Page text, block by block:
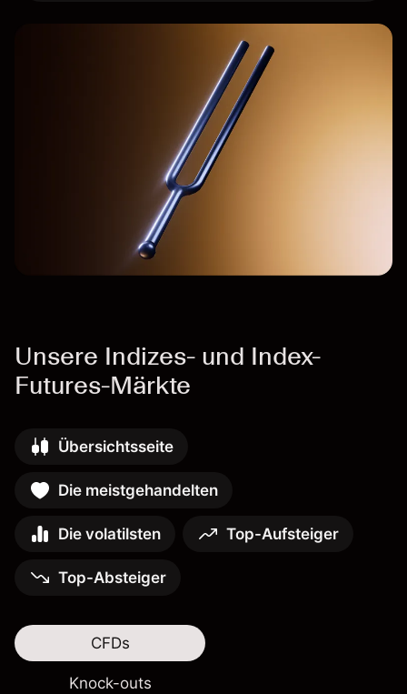
Unsere Indizes- und Index-
Futures-Märkte
Übersichtsseite
Die meistgehandelten
Die volatilsten Top-Aufsteiger
Top-Absteiger
CFDs
Knock-outs